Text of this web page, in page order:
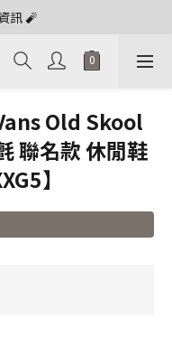
訊 🧨
Old Skool
聯名款 休閒鞋
】